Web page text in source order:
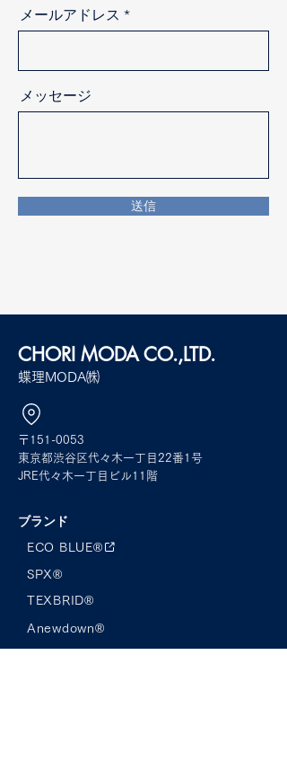
メールアドレス
メッセージ
送信
CHORI MODACO.,LTD.
蝶理MODA㈱
〒151-0053
東京都渋谷区代々木一丁目22番1号
JRE代々木一丁目ビル11階
ブランド
ECO BLUE®︎
SPX®︎
TEXBRID®
Anewdown®︎